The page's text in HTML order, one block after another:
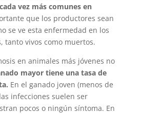
vez más comunes en
que los productores sean
se ve esta enfermedad en los
tanto vivos como muertos.
en animales más jóvenes no
mayor tiene una tasa de
En el ganado joven (menos de
infecciones suelen ser
pocos o ningún síntoma. En